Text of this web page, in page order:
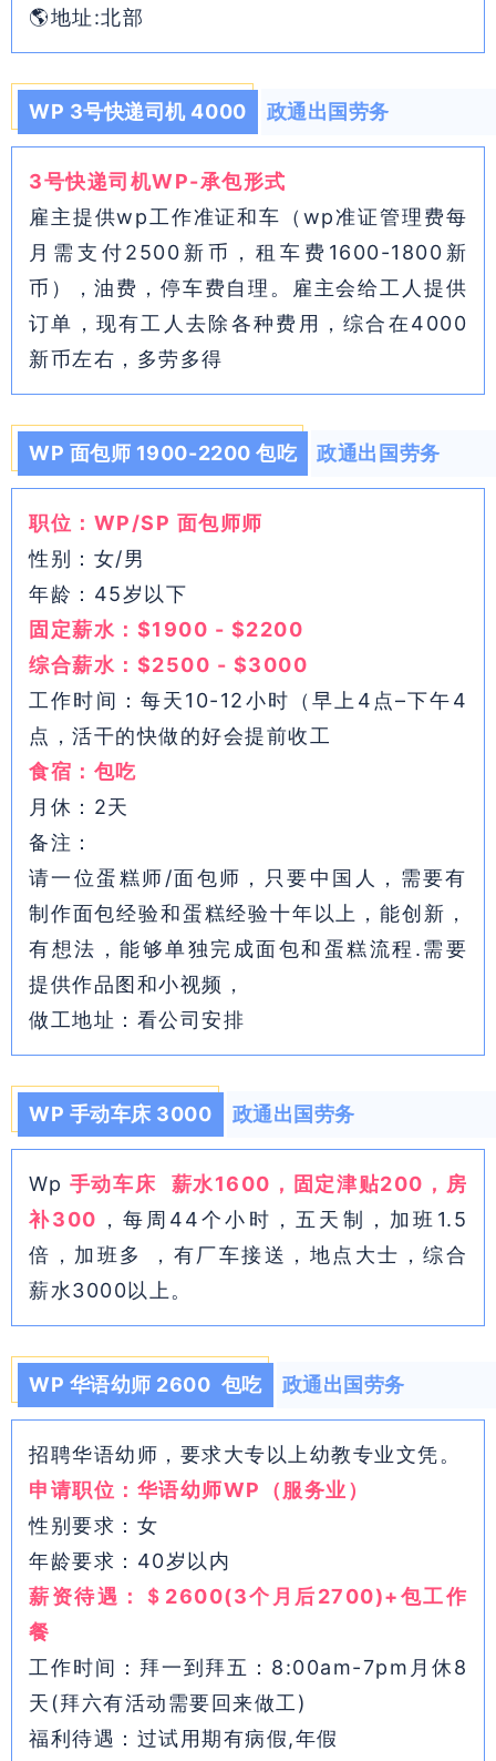
🌎地址:北部
WP 3号快递司机 4000 政通出国劳务
3号快递司机WP-承包形式
雇主提供wp工作准证和车（wp准证管理费每
月需支付2500新币，租车费1600-1800新
币），油费，停车费自理。雇主会给工人提供
订单，现有工人去除各种费用，综合在4000
新币左右，多劳多得
WP 面包师 1900-2200 包吃 政通出国劳务
职位：WP/SP 面包师师
性别：女/男
年龄：45岁以下
固定薪水：$1900 - $2200
综合薪水：$2500 - $3000
工作时间：每天10-12小时（早上4点–下午4
点，活干的快做的好会提前收工
食宿：包吃
月休：2天
备注：
请一位蛋糕师/面包师，只要中国人，需要有
制作面包经验和蛋糕经验十年以上，能创新，
有想法，能够单独完成面包和蛋糕流程.需要
提供作品图和小视频，
做工地址：看公司安排
WP 手动车床 3000 政通出国劳务
Wp 手动车床
薪水1600，固定津贴200，房
补300 ，每周44个小时，五天制，加班1.5
倍，加班多 ，有厂车接送，地点大士，综合
薪水3000以上。
WP 华语幼师 2600 包吃 政通出国劳务
招聘华语幼师，要求大专以上幼教专业文凭。
申请职位：华语幼师WP（服务业）
性别要求：女
年龄要求：40岁以内
薪资待遇：＄2600(3个月后2700)+包工作
餐
工作时间：拜一到拜五：8:00am-7pm月休8
天(拜六有活动需要回来做工)
福利待遇：过试用期有病假,年假